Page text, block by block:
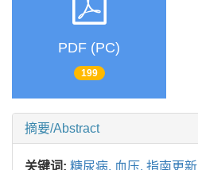
PDF (PC)
199
摘要/Abstract
关键词: 糖尿病, 血压, 指南更新